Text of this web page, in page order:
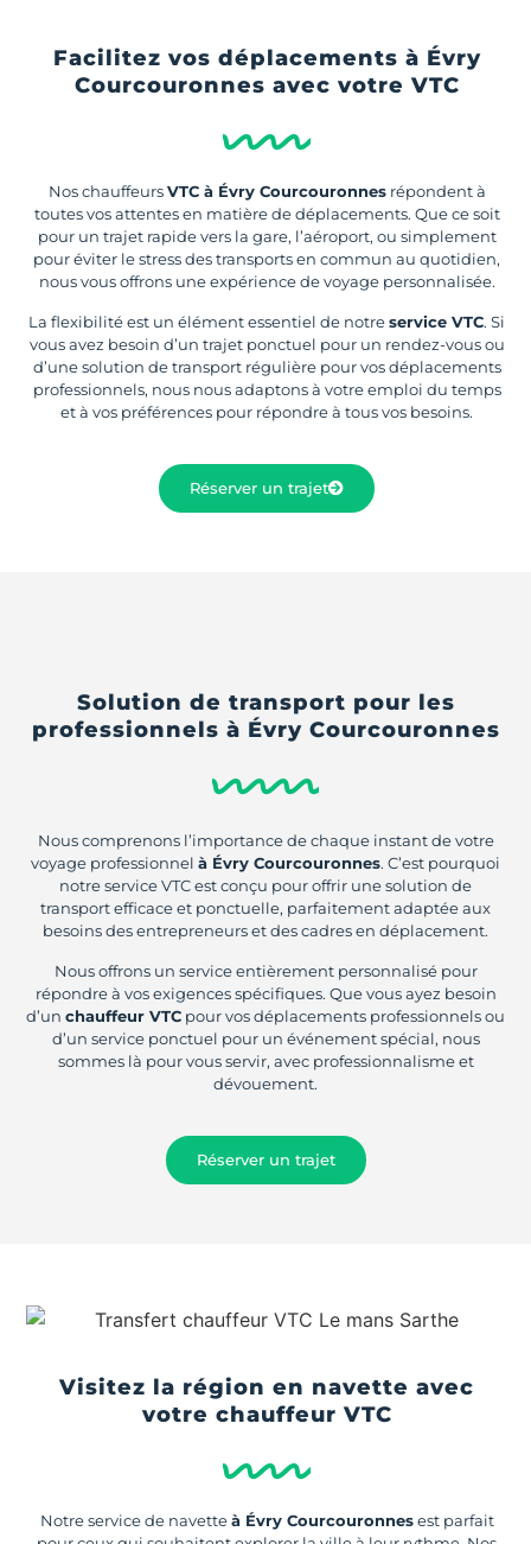
Facilitez vos déplacements à Évry
Courcouronnes avec votre VTC
Nos chauffeursVTC à Évry Courcouronnesrépondent à
toutes vos attentes en matière de déplacements. Que ce soit
pour un trajet rapide vers la gare, l’aéroport, ou simplement
pour éviter le stress des transports en commun au quotidien,
nous vous offrons une expérience de voyage personnalisée.
La flexibilité est un élément essentiel de notreservice VTC. Si
vous avez besoin d’un trajet ponctuel pour un rendez-vous ou
d’une solution de transport régulière pour vos déplacements
professionnels, nous nous adaptons à votre emploi du temps
et à vos préférences pour répondre à tous vos besoins.
Réserver un trajet
Solution de transport pour les
professionnels à Évry Courcouronnes
Nous comprenons l’importance de chaque instant de votre
voyage professionnel à Évry Courcouronnes. C’est pourquoi
notre service VTC est conçu pour offrir une solution de
transport efficace et ponctuelle, parfaitement adaptée aux
besoins des entrepreneurs et des cadres en déplacement.
Nous offrons un service entièrement personnalisé pour
répondre à vos exigences spécifiques. Que vous ayez besoin
d’un chauffeur VTC pour vos déplacements professionnels ou
d’un service ponctuel pour un événement spécial, nous
sommes là pour vous servir, avec professionnalisme et
dévouement.
Réserver un trajet
Visitez la région en navette avec
votre chauffeur VTC
Notre service de navetteà Évry Courcouronnesest parfait